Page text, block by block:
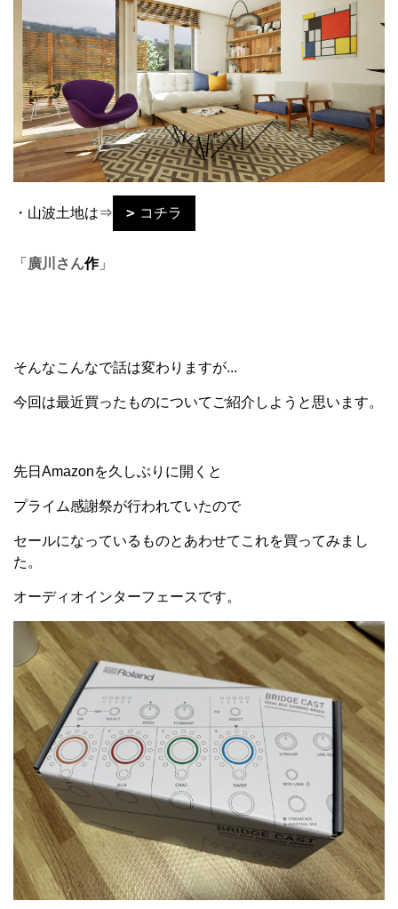
・山波土地は⇒ コチラ
「 廣川さん作」
そんなこんなで話は変わりますが...
今回は最近買ったものについてご紹介しようと思います。
先日Amazonを久しぶりに開くと
プライム感謝祭が行われていたので
セールになっているものとあわせてこれを買ってみまし
た。
オーディオインターフェースです。